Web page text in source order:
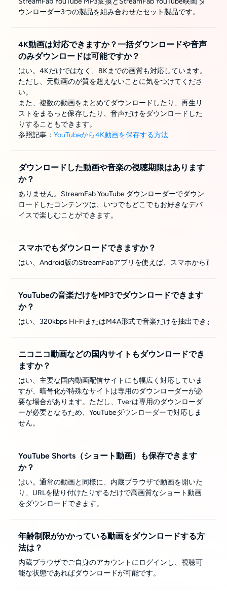
ウンローダー3つの製品を組み合わせたセット製品です。
4K動画は対応できますか？一括ダウンロードや音声
のみダウンロードは可能ですか？
はい。4Kだけではなく、8Kまでの画質も対応しています。
ただし、元動画のが質を超えないことに気をつけてくださ
い。
また、複数の動画をまとめてダウンロードしたり、再生リ
ストをまるっと保存したり、音声だけをダウンロードした
りすることもできます。
参照記事：YouTubeから4K動画を保存する方法
ダウンロードした動画や音楽の視聴期限はあります
か？
ありません。StreamFab YouTube ダウンローダーでダウン
ロードしたコンテンツは、いつでもどこでもお好きなデバ
イスで楽しむことができます。
スマホでもダウンロードできますか？
はい、Android版のStreamFabアプリを使えば、スマホから直接
YouTubeの音楽だけをMP3でダウンロードできます
か？
はい、320kbps Hi-FiまたはM4A形式で音楽だけを抽出できます
ニコニコ動画などの国内サイトもダウンロードでき
ますか？
はい、主要な国内動画配信サイトにも幅広く対応していま
すが、暗号化が特殊なサイトは専用のダウンローダーが必
要な場合があります。ただし、Tverは専用のダウンローダ
ーが必要となるため、YouTubeダウンローダーで対応しま
せん。
YouTube Shorts（ショート動画）も保存できます
か？
はい。通常の動画と同様に、内蔵ブラウザで動画を開いた
り、URLを貼り付けたりするだけで高画質なショート動画
をダウンロードできます。
年齢制限がかかっている動画をダウンロードする方
法は？
内蔵ブラウザでご自身のアカウントにログインし、視聴可
能な状態であればダウンロードが可能です。